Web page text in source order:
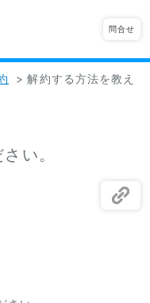
問合せ
> 解約する方法を教え
い。